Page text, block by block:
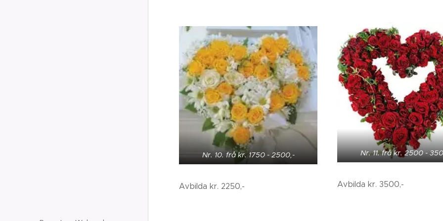
Nr. 10. frå kr. 1750 - 2500,-
Avbilda kr. 2250,-
Nr. 11. frå kr. 2500 -
Avbilda kr. 3500,-